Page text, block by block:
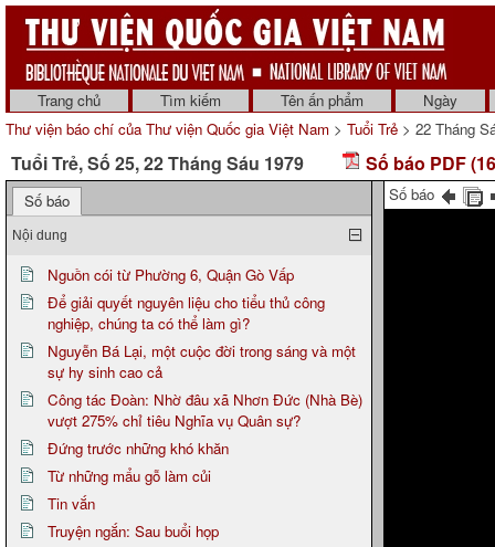
Trang chủ Tìm kiếm Tên ấn phẩm
Ngày
Thư viện báo chí của Thư viện Quốc gia Việt Nam > Tuổi Trẻ > 22 Tháng
Tuổi Trẻ, Số 25, 22 Tháng Sáu 1979 Số báo PDF
Số báo
Nội dung
Nguồn cói từ Phường 6, Quận Gò Vấp
Để giải quyết nguyên liệu cho tiểu thủ công
nghiệp, chúng ta có thể làm gì?
Nguyễn Bá Lại, một cuộc đời trong sáng và một
sự hy sinh cao cả
Công tác Đoàn: Nhờ đâu xã Nhơn Đức (Nhà Bè)
vượt 275% chỉ tiêu Nghĩa vụ Quân sự?
Đứng trước những khó khăn
Từ những mẩu gỗ làm củi
Tin vắn
Truyện ngắn: Sau buổi họp
Số báo